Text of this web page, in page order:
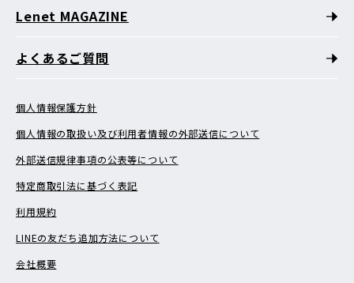
Lenet MAGAZINE
よくあるご質問
個人情報保護方針
個人情報の取扱い及び利用者情報の外部送信について
外部送信規律事項の公表等について
特定商取引法に基づく表記
利用規約
LINEの友だち追加方法について
会社概要